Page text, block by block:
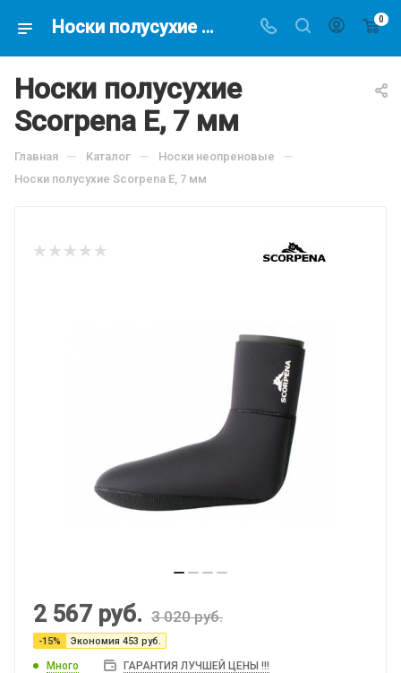
Носки полусухие Scorpena E, 7 мм, по цене 2567 руб, купить в интернет-магазине подводной охоты Водолаз.РФ в Москве. - 0
Носки полусухие
Scorpena E, 7 мм
Главная — Каталог — Носки неопреновые —
Носки полусухие Scorpena E, 7 мм
2 567 руб. 3 020руб.
-15% Экономия 453 руб.
Много ГАРАНТИЯ ЛУЧШЕЙ ЦЕНЫ !!!